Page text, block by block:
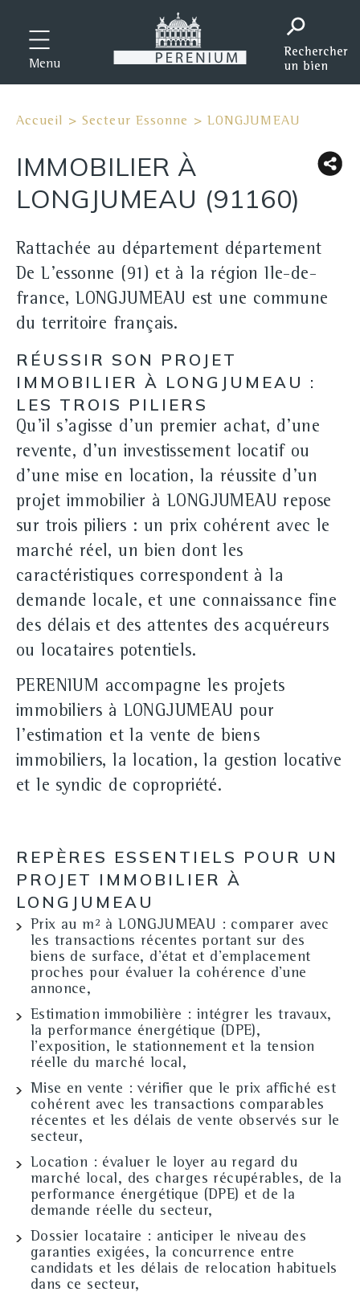
Menu
Accueil >Secteur Essonne > LONGJUMEAU
IMMOBILIER À
LONGJUMEAU (91160)
Rattachée au département département
De L'essonne (91) et à la région Ile-de-
france, LONGJUMEAU est une commune
du territoire français.
RÉUSSIR SON PROJET
IMMOBILIER À LONGJUMEAU :
LES TROIS PILIERS
Qu'il s'agisse d'un premier achat, d'une
revente, d'un investissement locatif ou
d'une mise en location, la réussite d'un
projet immobilier à LONGJUMEAU repose
sur trois piliers : unprix cohérent avec le
marché réel, un bien dont les
caractéristiques correspondent à la
demande locale, et une connaissance fine
des délais et des attentes des acquéreurs
ou locataires potentiels.
PERENIUM accompagne les projets
immobiliers à LONGJUMEAU pour
l'estimation et la vente de biens
immobiliers, la location, la gestion locative
et le syndic de copropriété.
REPÈRES ESSENTIELS POUR UN
PROJET IMMOBILIER À
LONGJUMEAU
Prix au m² à LONGJUMEAU : comparer avec
les transactions récentes portant sur des
biens de surface, d'état et d'emplacement
proches pour évaluer la cohérence d'une
annonce,
Estimation immobilière : intégrer les travaux,
la performance énergétique (DPE),
l'exposition, le stationnement et la tension
réelle du marché local,
Mise en vente : vérifier que le prix affiché est
cohérent avec les transactions comparables
récentes et les délais de vente observés sur le
secteur,
Location : évaluer le loyer au regard du
marché local, des charges récupérables, de la
performance énergétique (DPE) et de la
demande réelle du secteur,
Dossier locataire : anticiper le niveau des
garanties exigées, la concurrence entre
candidats et les délais de relocation habituels
dans ce secteur,